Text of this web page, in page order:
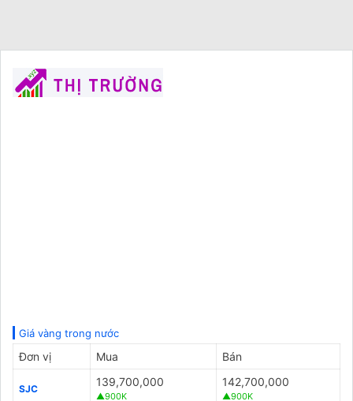
Giá vàng trong nước
Đơn vị Mua Bán
SJC
139,700,000
▲900K
142,700,000
▲900K